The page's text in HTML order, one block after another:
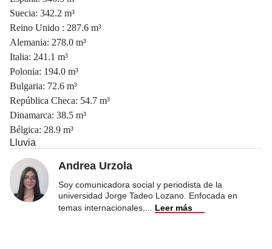
Suecia: 342.2 m³
Reino Unido : 287.6 m³
Alemania: 278.0 m³
Italia: 241.1 m³
Polonia: 194.0 m³
Bulgaria: 72.6 m³
República Checa: 54.7 m³
Dinamarca: 38.5 m³
Bélgica: 28.9 m³
Lluvia
Andrea Urzola
Soy comunicadora social y periodista de la
universidad Jorge Tadeo Lozano. Enfocada en
temas internacionales,
Leer más